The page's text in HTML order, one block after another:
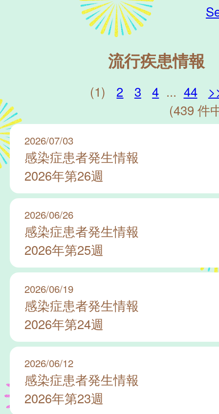
流行疾患情報
(1) 2 3 4 ... 44
(439 件
2026/07/03
感染症患者発生情報
2026年第26週
2026/06/26
感染症患者発生情報
2026年第25週
2026/06/19
感染症患者発生情報
2026年第24週
2026/06/12
感染症患者発生情報
2026年第23週